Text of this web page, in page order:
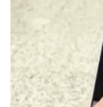
뉴스
서비스 지원